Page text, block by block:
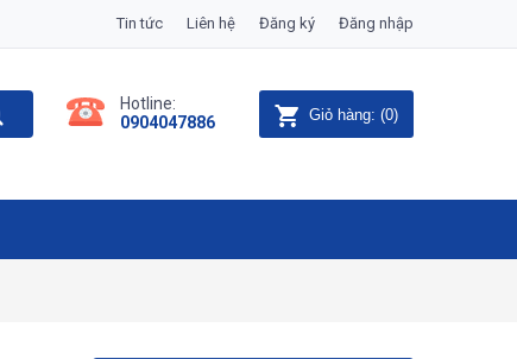
Tin tức Liên hệ Đăng ký Đăng nhập
Hotline:
0904047886
Giỏ hàng: (0)